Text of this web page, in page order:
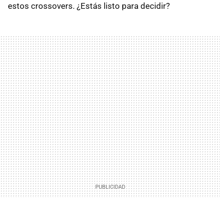
estos crossovers. ¿Estás listo para decidir?